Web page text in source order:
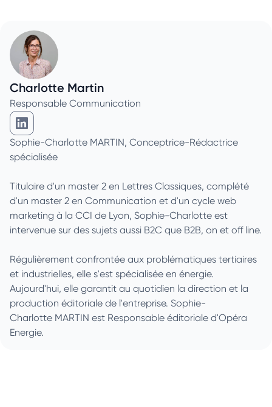
Charlotte Martin
Responsable Communication
Charlotte Martin sur Linkedin
Sophie-Charlotte MARTIN, Conceptrice-Rédactrice
spécialisée
Titulaire d'un master 2 en Lettres Classiques, complété
d'un master 2 en Communication et d'un cycle web
marketing à la CCI de Lyon, Sophie-Charlotte est
intervenue sur des sujets aussi B2C que B2B, on et off line.
Régulièrement confrontée aux problématiques tertiaires
et industrielles, elle s'est spécialisée en énergie.
Aujourd'hui, elle garantit au quotidien la direction et la
production éditoriale de l'entreprise. Sophie-
Charlotte MARTIN est Responsable éditoriale d'Opéra
Energie.